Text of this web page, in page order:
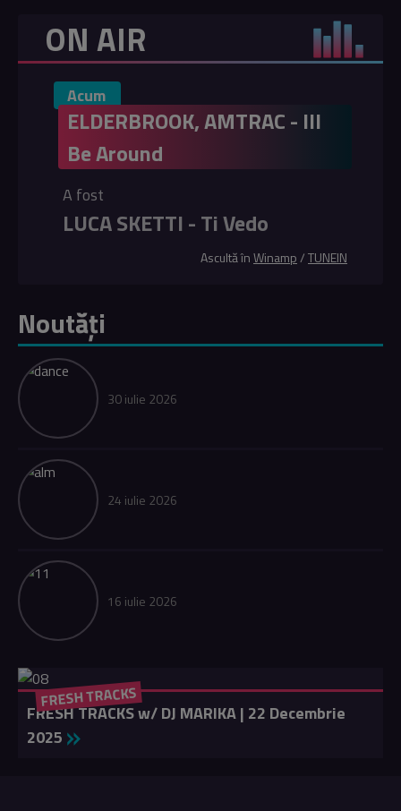
ON AIR
Acum
ELDERBROOK, AMTRAC - Ill
Be Around
A fost
LUCA SKETTI - Ti Vedo
Ascultă înWinamp/TUNEIN
Noutăți
30 iulie 2026
24 iulie 2026
16 iulie 2026
FRESH TRACKS
FRESH TRACKS w/ DJ MARIKA | 22 Decembrie
2025